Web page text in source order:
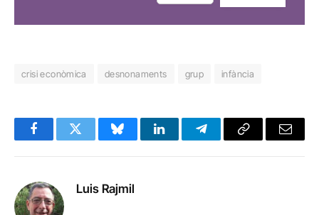
crisi econòmica desnonaments grup infància
FacebookTwitter BlueskyLinkedInTelegramCopy
Email
Luis Rajmil